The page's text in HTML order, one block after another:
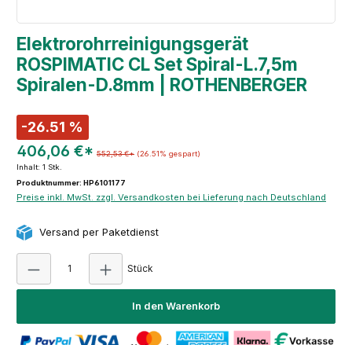
Elektrorohrreinigungsgerät
ROSPIMATIC CL Set Spiral-L.7,5m
Spiralen-D.8mm | ROTHENBERGER
-26.51 %
406,06 €* 552,53 €* (26.51% gespart)
Inhalt: 1 Stk.
Produktnummer: HP6101177
Preise inkl. MwSt. zzgl. Versandkosten bei Lieferung nach Deutschland
Versand per Paketdienst
Stück
In den Warenkorb